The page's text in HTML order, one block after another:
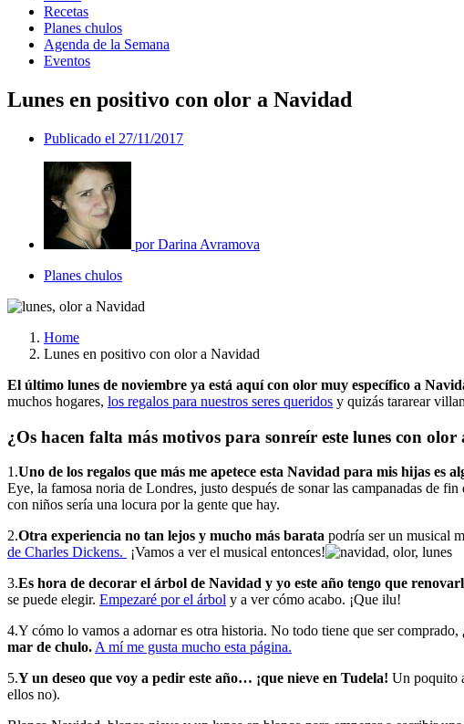
Recetas
Planes chulos
Agenda de la Semana
Eventos
Lunes en positivo con olor a Navidad
Publicado el 27/11/2017
porDarina Avramova
Planes chulos
Home
Lunes en positivo con olor a Navidad
El último lunes de noviembre ya está aquí con olor muy específico a
muchos hogares, los regalos para nuestros seres queridos y quizás tararear
¿Os hacen falta más motivos para sonreír este lunes con
1.Uno de los regalos que más me apetece esta Navidad para mis hijas es
Eye, la famosa noria de Londres, justo después de sonar las campanadas de
con niños sería una locura por la gente que hay.
2.Otra experiencia no tan lejos y mucho más barata podría ser un musical
de Charles Dickens. ¡Vamos a ver el musical entonces!
3.Es hora de decorar el árbol de Navidad y yo este año tengo que
se puede elegir. Empezaré por el árbol y a ver cómo acabo. ¡Que ilu!
4.Y cómo lo vamos a adornar es otra historia. No todo tiene que ser comprado,
mar de chulo. A mí me gusta mucho esta página.
5.Y un deseo que voy a pedir este año… ¡que nieve en Tudela! Un poquito
ellos no).